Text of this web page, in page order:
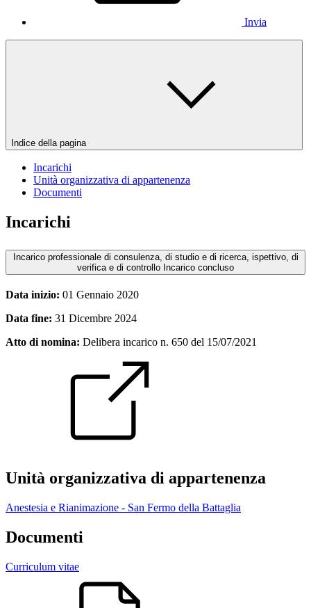
Invia
Indice della pagina
Incarichi
Unità organizzativa di appartenenza
Documenti
Incarichi
Incarico professionale di consulenza, di studio e di ricerca, ispettivo, di
verifica e di controllo Incarico concluso
Data inizio: 01 Gennaio 2020
Data fine: 31 Dicembre 2024
Atto di nomina: Delibera incarico n. 650 del 15/07/2021
Unità organizzativa di appartenenza
Anestesia e Rianimazione - San Fermo della Battaglia
Documenti
Curriculum vitae